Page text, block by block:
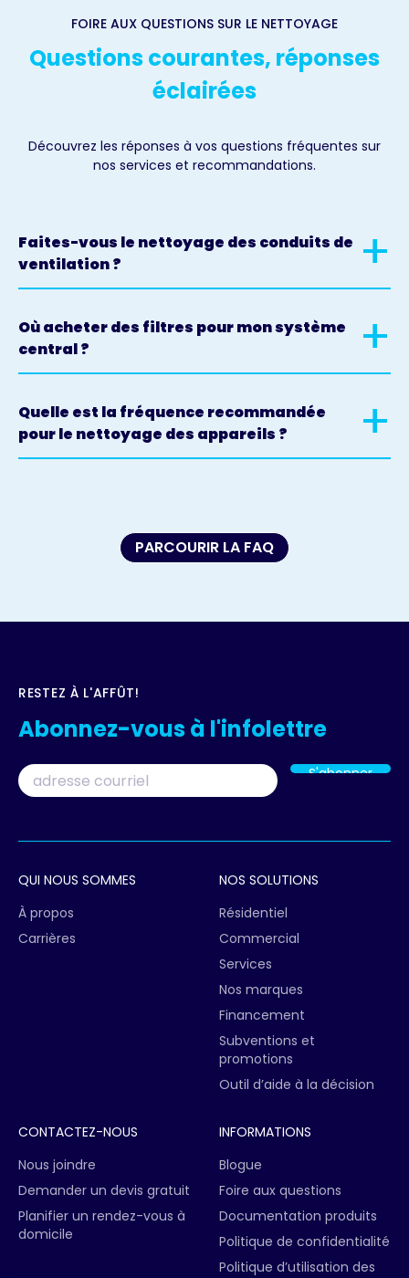
FOIRE AUX QUESTIONS SUR LE NETTOYAGE
Questions courantes, réponses
éclairées
Découvrez les réponses à vos questions fréquentes sur
nos services et recommandations.
Faites-vous le nettoyage des conduits de
ventilation ?
+
Où acheter des filtres pour mon système
central ?
+
Quelle est la fréquence recommandée
pour le nettoyage des appareils ?
+
PARCOURIR LA FAQ
RESTEZ À L'AFFÛT!
Abonnez-vous à l'infolettre
Courriel
QUI NOUS SOMMES
À propos
Carrières
NOS SOLUTIONS
Résidentiel
Commercial
Services
Nos marques
Financement
Subventions et
promotions
Outil d’aide à la décision
CONTACTEZ-NOUS
Nous joindre
Demander un devis gratuit
Planifier un rendez-vous à
domicile
INFORMATIONS
Blogue
Foire aux questions
Documentation produits
Politique de confidentialité
Politique d’utilisation des